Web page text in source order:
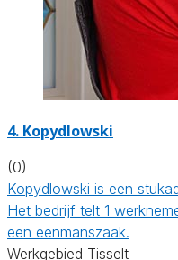
4. Kopydlowski
(0)
Kopydlowski is een
Het bedrijf telt 1
een eenmanszaak.
Werkgebied Tisselt